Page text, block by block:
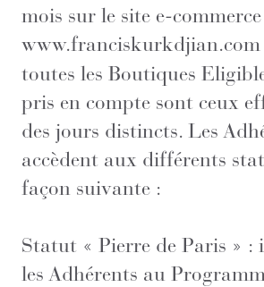
mois sur le site e-commerce
www.franciskurkdjian.com
toutes les Boutiques
pris en compte sont ceux
des jours distincts. Les
accèdent aux différents
façon suivante :
Statut « Pierre de Paris » :
les Adhérents au